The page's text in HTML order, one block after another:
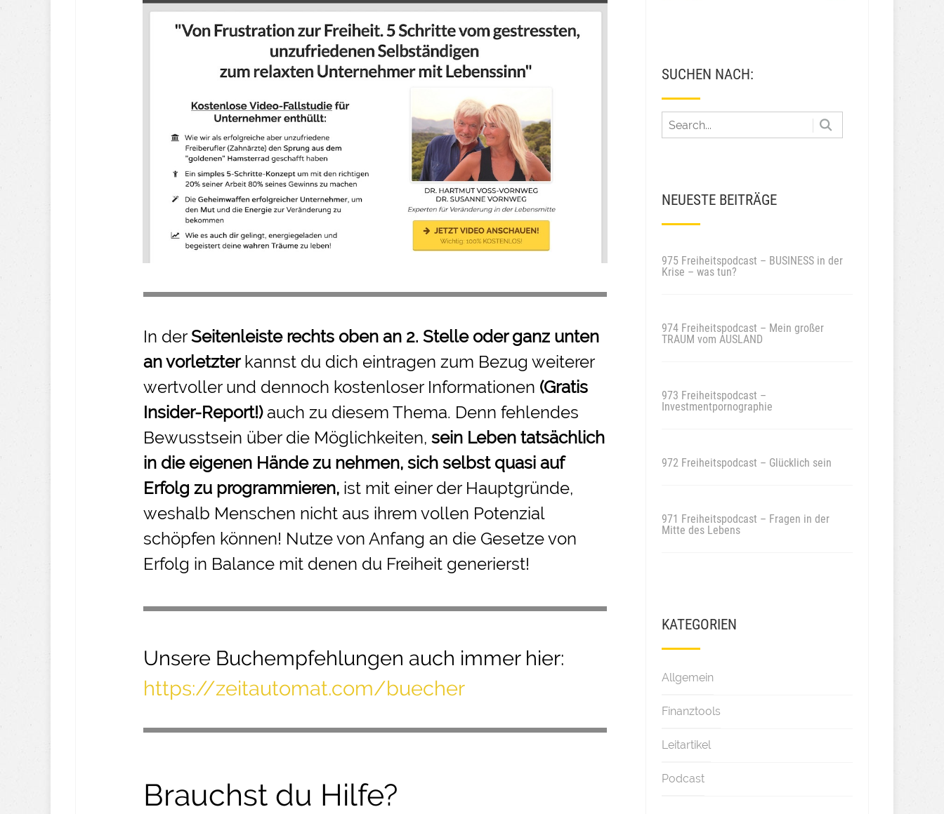
In derSeitenleiste rechts oben an 2. Stelle oder ganz unten
an vorletzter kannst du dich eintragen zum Bezug weiterer
wertvoller und dennoch kostenloser Informationen (Gratis
Insider-Report!)auch zu diesem Thema. Denn fehlendes
Bewusstsein über die Möglichkeiten, sein Leben tatsächlich
in die eigenen Hände zu nehmen, sich selbst quasi auf
Erfolg zu programmieren, ist mit einer der Hauptgründe,
weshalb Menschen nicht aus ihrem vollen Potenzial
schöpfen können! Nutze von Anfang an die Gesetze von
Erfolg in Balance mit denen du Freiheit generierst!
Unsere Buchempfehlungen auch immer hier:
https://zeitautomat.com/buecher
Brauchst du Hilfe?
SUCHEN NACH:
NEUESTE BEITRÄGE
975 Freiheitspodcast – BUSINESS in der
Krise – was tun?
974 Freiheitspodcast – Mein großer
TRAUM vom AUSLAND
973 Freiheitspodcast –
Investmentpornographie
972 Freiheitspodcast – Glücklich sein
971 Freiheitspodcast – Fragen in der
Mitte des Lebens
KATEGORIEN
Allgemein
Finanztools
Leitartikel
Podcast